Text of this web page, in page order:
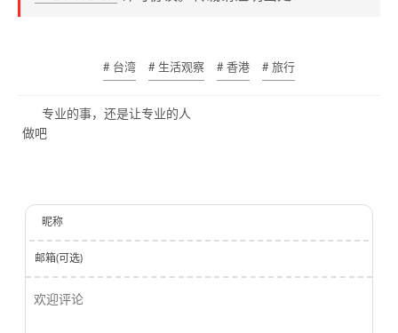
# 台湾 # 生活观察 # 香港 # 旅行
专业的事，还是让专业的人
做吧
昵称
邮箱(可选)